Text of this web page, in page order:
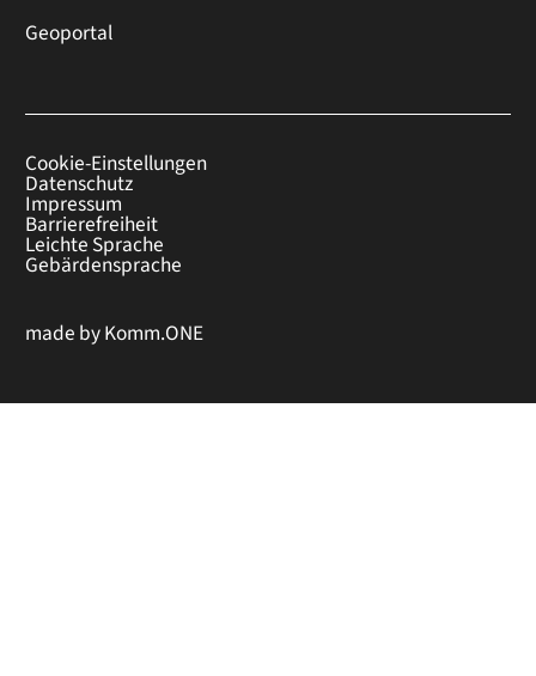
Geoportal
Cookie-Einstellungen
Datenschutz
Impressum
Barrierefreiheit
Leichte Sprache
Gebärdensprache
made byKomm.ONE